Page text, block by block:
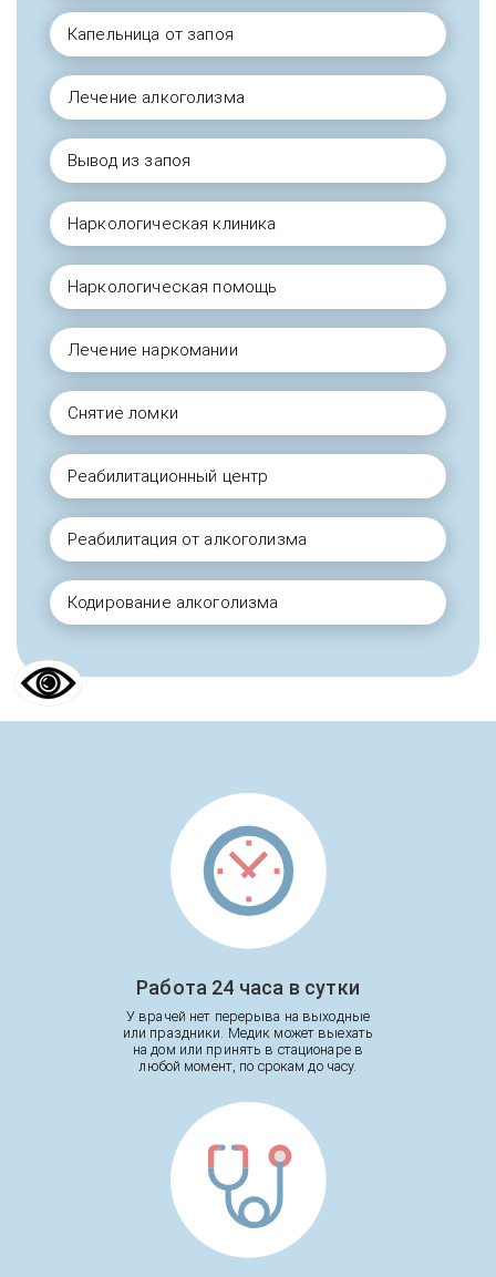
Капельница от запоя
Лечение алкоголизма
Вывод из запоя
Наркологическая клиника
Наркологическая помощь
Лечение наркомании
Снятие ломки
Реабилитационный центр
Реабилитация от алкоголизма
Кодирование алкоголизма
Работа 24 часа в сутки
У врачей нет перерыва на выходные
или праздники. Медик может выехать
на дом или принять в стационаре в
любой момент, по срокам до часу.